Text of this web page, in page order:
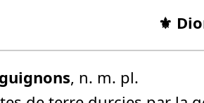
⚜️
s, n. m. pl.